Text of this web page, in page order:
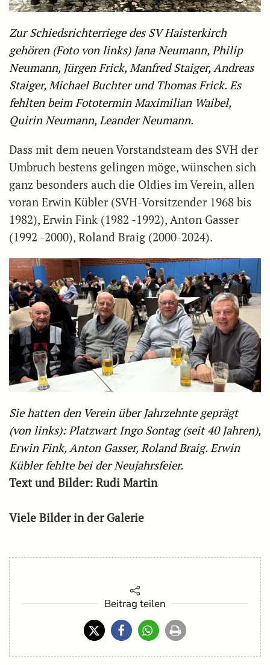
Zur Schiedsrichterriege des SV Haisterkirch
gehören (Foto von links) Jana Neumann, Philip
Neumann, Jürgen Frick, Manfred Staiger, Andreas
Staiger, Michael Buchter und Thomas Frick. Es
fehlten beim Fototermin Maximilian Waibel,
Quirin Neumann, Leander Neumann.
Dass mit dem neuen Vorstandsteam des SVH der
Umbruch bestens gelingen möge, wünschen sich
ganz besonders auch die Oldies im Verein, allen
voran Erwin Kübler (SVH-Vorsitzender 1968 bis
1982), Erwin Fink (1982 -1992), Anton Gasser
(1992 -2000), Roland Braig (2000-2024).
Sie hatten den Verein über Jahrzehnte geprägt
(von links): Platzwart Ingo Sontag (seit 40 Jahren),
Erwin Fink, Anton Gasser, Roland Braig. Erwin
Kübler fehlte bei der Neujahrsfeier.
Text und Bilder: Rudi Martin
Viele Bilder in der Galerie
Beitrag teilen